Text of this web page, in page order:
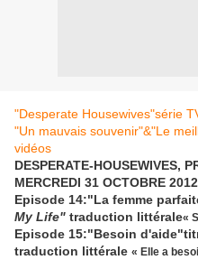
"Desperate Housewives"série
"Un mauvais souvenir"&"Le
vidéos
DESPERATE-HOUSEWIVES,
MERCREDI 31 OCTOBRE
Episode 14:"La femme
My Life" traduction littérale«
Episode 15:"Besoin
traduction littérale « Elle a